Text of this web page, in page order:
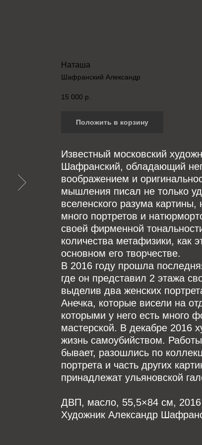
Наташа
Шафранский Александр
15 000 р.
Положить в корзину
Известный московский
Шафранский, обладающий
воображением и
мышления писал не только
вселенского разума картины,
много портретов и
своей фирменной
количества метафизики, как
основном его творчестве.
В 2016 году прошла
где он представил 2 этажа
выделив два женских
Анечка, которые висели на
которыми у него есть много
мастерской. В декабре 2016
жизнь самоубийством.
бывает, разошлись по
портрета и часть других
принадлежат ульяновской
ДВП, масло, 55,5×84 см, 2016
Художник Александр